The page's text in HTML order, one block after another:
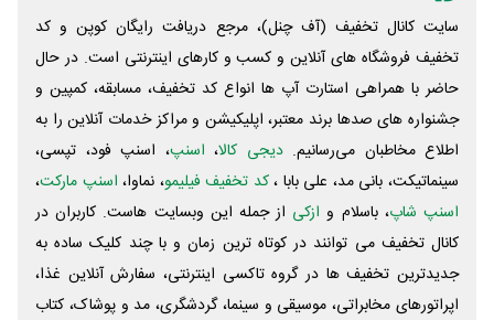
سایت کانال تخفیف (آف چنل)، مرجع دریافت رایگان کوپن و کد
تخفیف فروشگاه های آنلاین و کسب و‌ کارهای اینترنتی است. در حال
حاضر با همراهی استارت آپ ها انواع کد تخفیف، مسابقه، کمپین و
جشنواره های صدها برند معتبر، اپلیکیشن و مراکز خدمات آنلاین را به
اطلاع مخاطبان می‌رسانیم. دیجی کالا، اسنپ، اسنپ فود، تپسی،
سینماتیکت، بانی مد، علی‌ بابا ،کد تخفیف فیلیمو، نماوا، اسنپ مارکت،
اسنپ شاپ، باسلام و ازکی از جمله این وبسایت ‌هاست. کاربران در
کانال تخفیف می توانند در کوتاه ترین زمان و با چند کلیک ساده به
جدیدترین تخفیف ها در گروه تاکسی اینترنتی، سفارش آنلاین غذا،
اپراتورهای مخابراتی، موسیقی و سینما، گردشگری، مد و پوشاک، کتاب